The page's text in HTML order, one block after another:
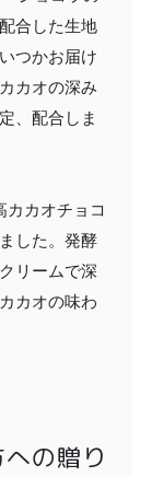
合した生地
つかお届け
カオの深み
、配合しま
カカオチョコ
した。発酵
リームで深
カオの味わ
の贈り